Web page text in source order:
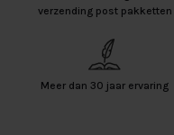
verzending post pakketten
Meer dan 30 jaar ervaring